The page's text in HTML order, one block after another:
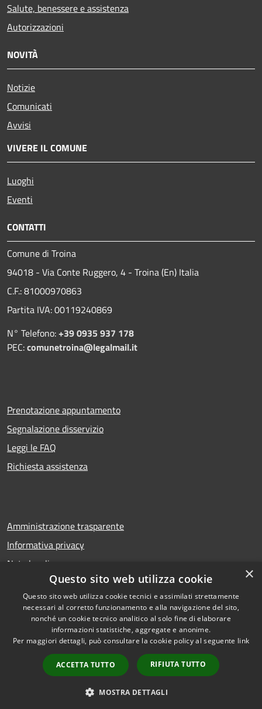
Salute, benessere e assistenza
Autorizzazioni
NOVITÀ
Notizie
Comunicati
Avvisi
VIVERE IL COMUNE
Luoghi
Eventi
CONTATTI
Comune di Troina
94018 - Via Conte Ruggero, 4 - Troina (En) Italia
C.F.: 81000970863
Partita IVA: 00119240869
N° Telefono:+39 0935 937 178
PEC:comunetroina@legalmail.it
Prenotazione appuntamento
Segnalazione disservizio
Leggi le FAQ
Richiesta assistenza
Amministrazione trasparente
Informativa privacy
Note legali
Dichiarazione di accessibilità
RSS
Accessibilità
Copyright © 2026 • Comune di
Troina • Powered by
Municipium•
Accesso
redazione
×
Questo sito web utilizza cookie
Questo sito web utilizza cookie tecnici e assimilati strettamente
necessari al corretto funzionamento e alla navigazione del sito,
nonché un cookie tecnico analitico al solo fine di elaborare
informazioni statistiche, aggregate e anonime.
Per maggiori dettagli, può consultare la cookie policy al seguente link
ACCETTA TUTTO RIFIUTA TUTTO
MOSTRA DETTAGLI